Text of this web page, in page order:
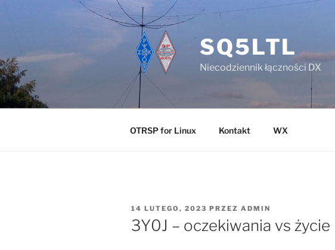
SQ5LTL
Niecodziennik łączności DX
OTRSP for Linux Kontakt WX
OPUBLIKOWANE
W
14 LUTEGO, 2023 PRZEZ ADMIN
3Y0J – oczekiwania vs życie